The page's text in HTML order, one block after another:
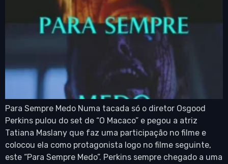
Para Sempre Medo Numa tacada só o diretor Osgood
Perkins pulou do set de “O Macaco” e pegou a atriz
Tatiana Maslany que faz uma participação no filme e
colocou ela como protagonista logo no filme seguinte,
este “Para Sempre Medo”. Perkins sempre chegado a uma